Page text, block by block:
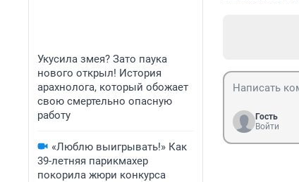
Укусила змея? Зато паука
нового открыл! История
арахнолога, который обожает
свою смертельно опасную
работу
«Люблю выигрывать!» Как
39-летняя парикмахер
покорила жюри конкурса
Гость
Войти